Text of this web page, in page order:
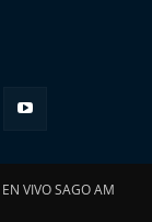
EN VIVO SAGO AM